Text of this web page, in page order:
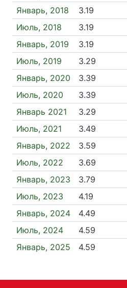
Январь, 2018
3.19
Июль, 2018
3.19
Январь, 2019
3.19
Июль, 2019
3.29
Январь, 2020
3.39
Июль, 2020
3.39
Январь 2021
3.29
Июль, 2021
3.49
Январь, 2022
3.59
Июль, 2022
3.69
Январь, 2023
3.79
Июль, 2023
4.19
Январь, 2024
4.49
Июль, 2024
4.59
Январь, 2025
4.59